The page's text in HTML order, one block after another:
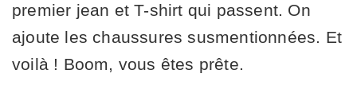
premier jean et T-shirt qui passent. On
ajoute les chaussures susmentionnées. Et
voilà ! Boom, vous êtes prête.